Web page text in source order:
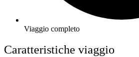
Viaggio completo
Caratteristiche viaggio